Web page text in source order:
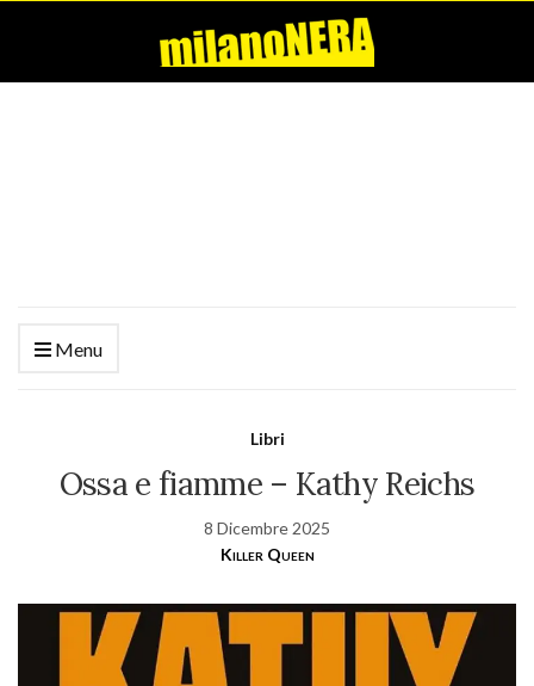
Menu
Libri
Ossa e fiamme – Kathy Reichs
8 Dicembre 2025
Killer Queen